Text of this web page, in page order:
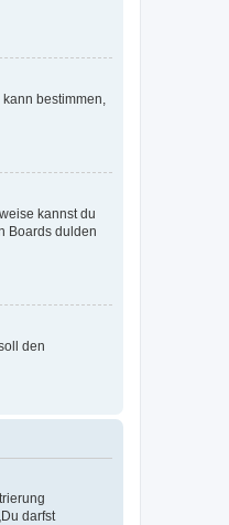
bestimmen,
kannst du
Boards dulden
den
darfst